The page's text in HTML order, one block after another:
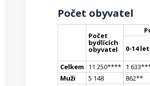
Počet obyvatel
Počet
bydlících
obyvatel 0-14 let
Celkem
11 250**** 1 633**
Muži
5 148 862**